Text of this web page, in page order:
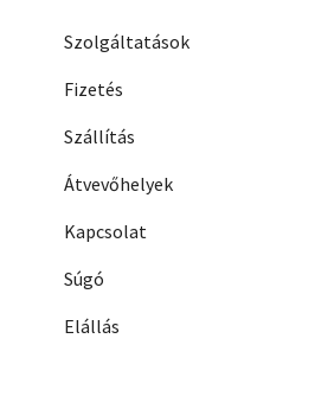
Szolgáltatások
Fizetés
Szállítás
Átvevőhelyek
Kapcsolat
Súgó
Elállás